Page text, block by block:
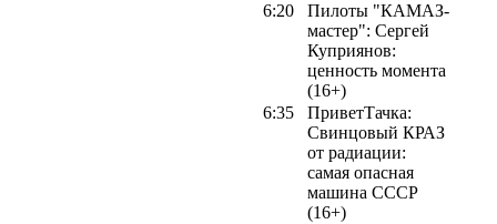
6:20
Пилоты "КАМАЗ-
мастер": Сергей
Куприянов:
ценность момента
(16+)
6:35
ПриветТачка:
Свинцовый КРАЗ
от радиации:
самая опасная
машина СССР
(16+)